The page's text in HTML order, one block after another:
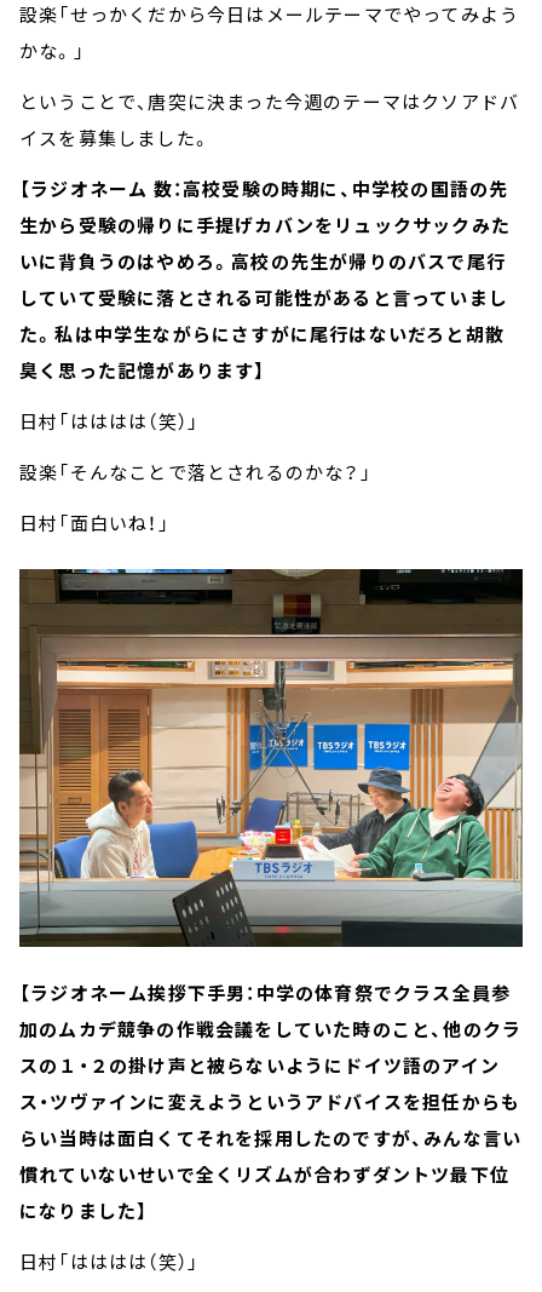
設楽「せっかくだから今日はメールテーマでやってみよう
かな。」
ということで、唐突に決まった今週のテーマはクソアドバ
イスを募集しました。
【ラジオネーム 数：高校受験の時期に、中学校の国語の先
生から受験の帰りに手提げカバンをリュックサックみた
いに背負うのはやめろ。高校の先生が帰りのバスで尾行
していて受験に落とされる可能性があると言っていまし
た。私は中学生ながらにさすがに尾行はないだろと胡散
臭く思った記憶があります】
日村「はははは（笑）」
設楽「そんなことで落とされるのかな？」
日村「面白いね！」
【ラジオネーム挨拶下手男：中学の体育祭でクラス全員参
加のムカデ競争の作戦会議をしていた時のこと、他のクラ
スの１・２の掛け声と被らないようにドイツ語のアイン
ス・ツヴァインに変えようというアドバイスを担任からも
らい当時は面白くてそれを採用したのですが、みんな言い
慣れていないせいで全くリズムが合わずダントツ最下位
になりました】
日村「はははは（笑）」